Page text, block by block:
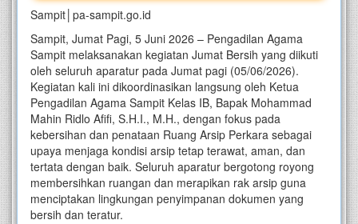
Sampit│pa-sampit.go.id
Sampit, Jumat Pagi, 5 Juni 2026 – Pengadilan Agama
Sampit melaksanakan kegiatan Jumat Bersih yang diikuti
oleh seluruh aparatur pada Jumat pagi (05/06/2026).
Kegiatan kali ini dikoordinasikan langsung oleh Ketua
Pengadilan Agama Sampit Kelas IB, Bapak Mohammad
Mahin Ridlo Afifi, S.H.I., M.H., dengan fokus pada
kebersihan dan penataan Ruang Arsip Perkara sebagai
upaya menjaga kondisi arsip tetap terawat, aman, dan
tertata dengan baik. Seluruh aparatur bergotong royong
membersihkan ruangan dan merapikan rak arsip guna
menciptakan lingkungan penyimpanan dokumen yang
bersih dan teratur.